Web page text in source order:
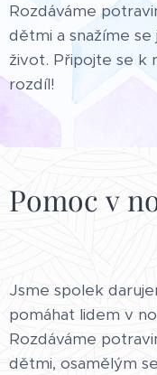
Rozdáváme
dětmi a snažíme
život. Připojte se k
rozdíl!
Pomoc v
Jsme spolek
pomáhat lidem v
Rozdáváme
dětmi, osamělým